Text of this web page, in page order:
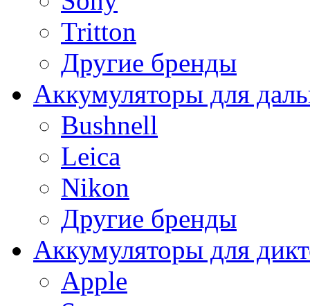
Tritton
Другие бренды
Аккумуляторы для
Bushnell
Leica
Nikon
Другие бренды
Аккумуляторы для
Apple